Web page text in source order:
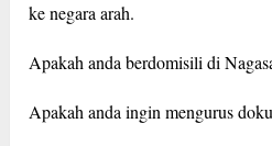
ke negara arah.
Apakah anda berdomisili di
Apakah anda ingin mengurus